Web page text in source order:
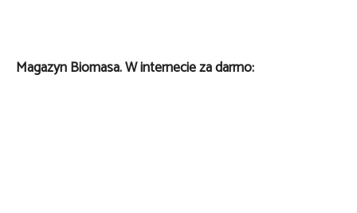
Magazyn Biomasa. W internecie za darmo: